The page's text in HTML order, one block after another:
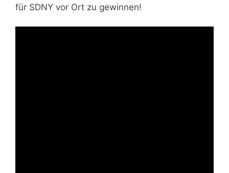
für SDNY vor Ort zu gewinnen!